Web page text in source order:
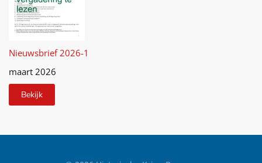
Nieuwsbrief 2026-1
maart 2026
Bekijk